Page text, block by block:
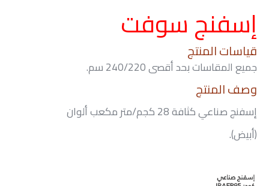
إسفنج سوفت
قياسات المنتج
جميع المقاسات بحد أقصى 240/220 سم.
وصف المنتج
إسفنج صناعي كثافة 28 كجم/متر مكعب ألوان
(أبيض).